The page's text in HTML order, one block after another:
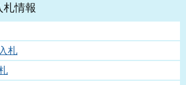
札情報
札